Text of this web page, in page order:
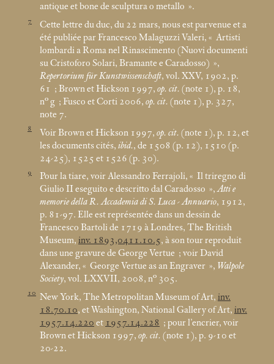
antique et bone de sculptura o metallo ».
7 Cette lettre du duc, du 22 mars, nous est parvenue et a
été publiée par Francesco Malaguzzi Valeri, « Artisti
lombardi a Roma nel Rinascimento (Nuovi documenti
su Cristoforo Solari, Bramante e Caradosso) »,
Repertorium für Kunstwissenschaft, vol. XXV, 1902, p.
61 ; Brown et Hickson 1997, op. cit. (note 1), p. 18,
n° g ; Fusco et Corti 2006, op. cit. (note 1), p. 327,
note 7.
8 Voir Brown et Hickson 1997, op. cit. (note 1), p. 12, et
les documents cités, ibid., de 1508 (p. 12), 1510 (p.
24-25), 1525 et 1526 (p. 30).
9 Pour la tiare, voir Alessandro Ferrajoli, « Il triregno di
Giulio II eseguito e descritto dal Caradosso »,Atti e
memorie della R. Accademia di S. Luca - Annuario, 1912,
p. 81-97. Elle est représentée dans un dessin de
Francesco Bartoli de 1719 à Londres, The British
Museum, inv. 1893,0411.10.5, à son tour reproduit
dans une gravure de George Vertue ; voir David
Alexander, « George Vertue as an Engraver », Walpole
Society, vol. LXXVII, 2008, n° 305.
10 New York, The Metropolitan Museum of Art, inv.
18.70.10, et Washington, National Gallery of Art, inv.
1957.14.220 et 1957.14.228 ; pour l’encrier, voir
Brown et Hickson 1997, op. cit. (note 1), p. 9-10 et
20-22.